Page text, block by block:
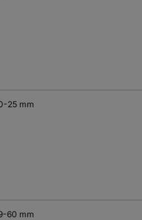
25 mm
60 mm